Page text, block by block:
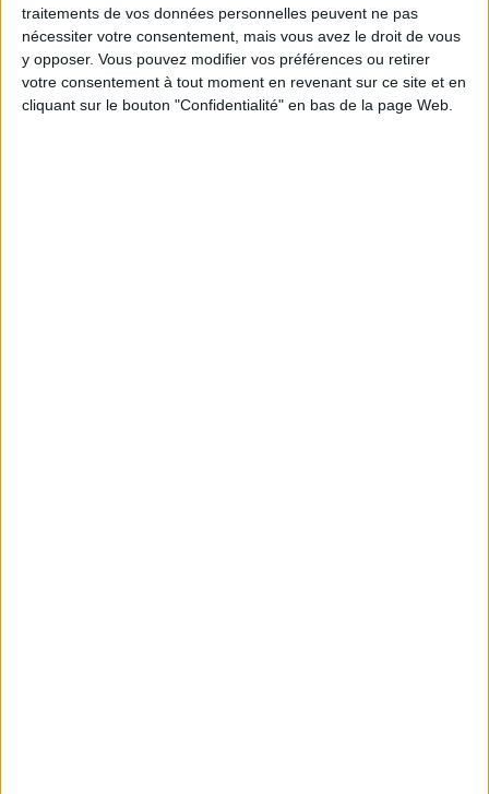
traitements de vos données personnelles peuvent ne pas
nécessiter votre consentement, mais vous avez le droit de vous
y opposer. Vous pouvez modifier vos préférences ou retirer
votre consentement à tout moment en revenant sur ce site et en
cliquant sur le bouton "Confidentialité" en bas de la page Web.
2) Multivitamines à base d'aliments
Il s'agit des vitamines combinées avec des aliments